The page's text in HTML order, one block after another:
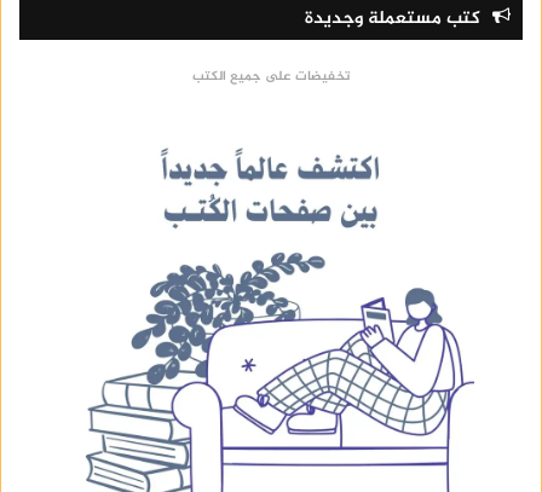
كتب مستعملة وجديدة
تخفيضات على جميع الكتب